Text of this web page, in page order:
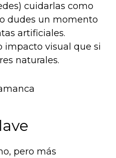
cuidarlas como
dudes un momento
artificiales.
impacto visual que si
naturales.
pero más